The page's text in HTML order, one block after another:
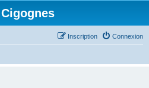
Connexion
Inscription